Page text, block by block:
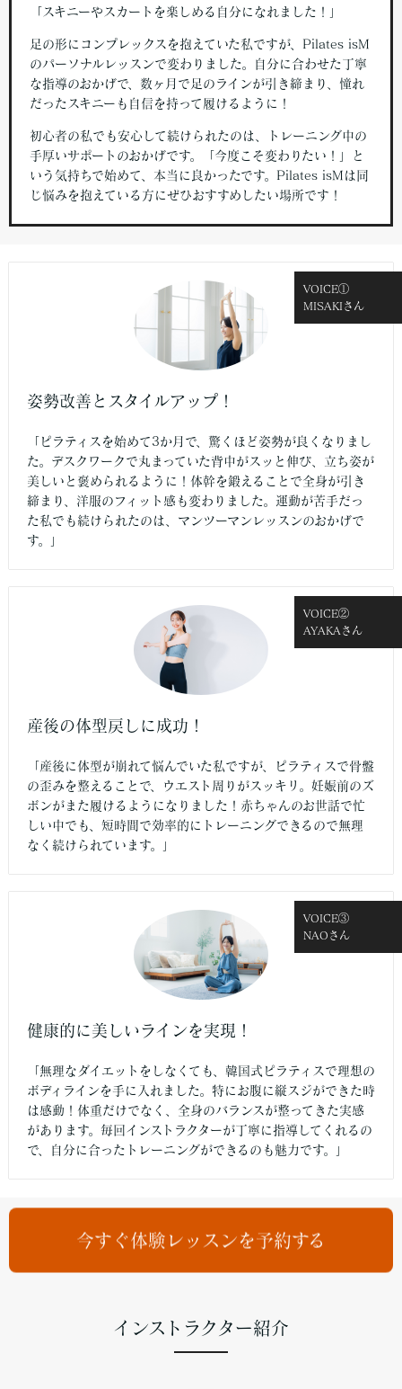
「スキニーやスカートを楽しめる自分になれました！」
足の形にコンプレックスを抱えていた私ですが、Pilates isM
のパーソナルレッスンで変わりました。自分に合わせた丁寧
な指導のおかげで、数ヶ月で足のラインが引き締まり、憧れ
だったスキニーも自信を持って履けるように！
初心者の私でも安心して続けられたのは、トレーニング中の
手厚いサポートのおかげです。「今度こそ変わりたい！」と
いう気持ちで始めて、本当に良かったです。Pilates isMは同
じ悩みを抱えている方にぜひおすすめしたい場所です！
姿勢改善とスタイルアップ！
「ピラティスを始めて3か月で、驚くほど姿勢が良くなりまし
た。デスクワークで丸まっていた背中がスッと伸び、立ち姿が
美しいと褒められるように！体幹を鍛えることで全身が引き
締まり、洋服のフィット感も変わりました。運動が苦手だっ
た私でも続けられたのは、マンツーマンレッスンのおかげで
す。」
VOICE①
MISAKIさん
産後の体型戻しに成功！
「産後に体型が崩れて悩んでいた私ですが、ピラティスで骨盤
の歪みを整えることで、ウエスト周りがスッキリ。妊娠前のズ
ボンがまた履けるようになりました！赤ちゃんのお世話で忙
しい中でも、短時間で効率的にトレーニングできるので無理
なく続けられています。」
VOICE②
AYAKAさん
健康的に美しいラインを実現！
「無理なダイエットをしなくても、韓国式ピラティスで理想の
ボディラインを手に入れました。特にお腹に縦スジができた時
は感動！体重だけでなく、全身のバランスが整ってきた実感
があります。毎回インストラクターが丁寧に指導してくれるの
で、自分に合ったトレーニングができるのも魅力です。」
VOICE③
NAOさん
今すぐ体験レッスンを予約する
インストラクター紹介